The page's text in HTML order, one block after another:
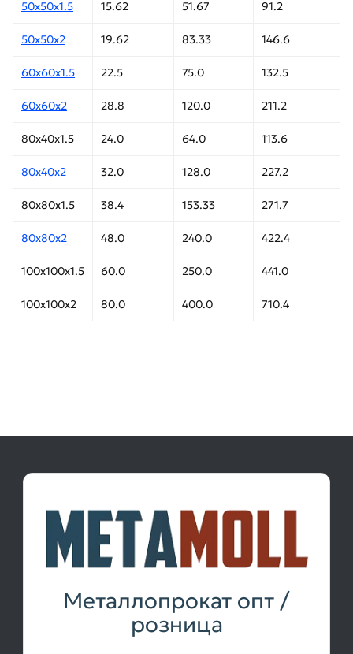
50х50х1.5 15.62 51.67 91.2
50х50х2 19.62 83.33 146.6
60х60х1.5 22.5 75.0 132.5
60х60х2 28.8 120.0 211.2
80х40х1.5 24.0 64.0 113.6
80х40х2 32.0 128.0 227.2
80х80х1.5 38.4 153.33 271.7
80х80х2 48.0 240.0 422.4
100х100х1.5 60.0 250.0 441.0
100х100х2 80.0 400.0 710.4
Металлопрокат опт /
розница